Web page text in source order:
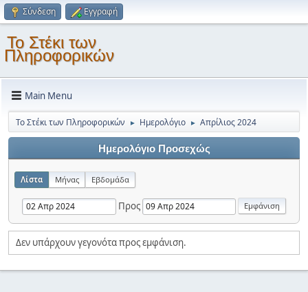
Σύνδεση Εγγραφή
Το Στέκι των
Πληροφορικών
Main Menu
Το Στέκι των Πληροφορικών ► Ημερολόγιο ► Απρίλιος 2024
Ημερολόγιο Προσεχώς
Λίστα Μήνας Εβδομάδα
Προς
Δεν υπάρχουν γεγονότα προς εμφάνιση.